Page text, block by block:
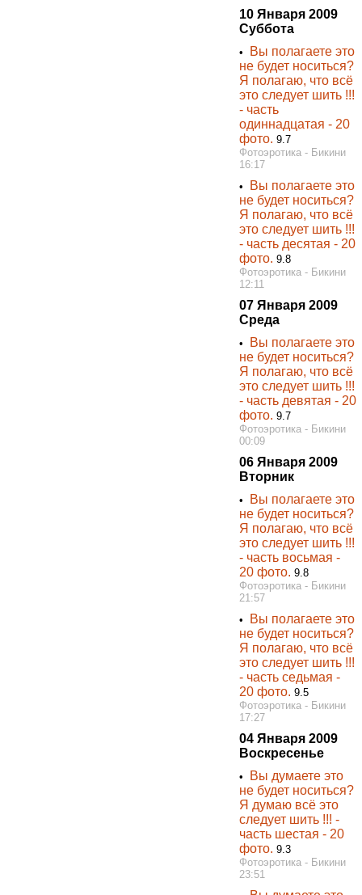
10 Января 2009
Суббота
•
Вы полагаете это
не будет носиться?
Я полагаю, что всё
это следует шить !!!
- часть
одиннадцатая - 20
фото. 9.7
Фотоэротика - Бикини
16:17
•
Вы полагаете это
не будет носиться?
Я полагаю, что всё
это следует шить !!!
- часть десятая - 20
фото. 9.8
Фотоэротика - Бикини
12:11
07 Января 2009
Среда
•
Вы полагаете это
не будет носиться?
Я полагаю, что всё
это следует шить !!!
- часть девятая - 20
фото. 9.7
Фотоэротика - Бикини
00:09
06 Января 2009
Вторник
•
Вы полагаете это
не будет носиться?
Я полагаю, что всё
это следует шить !!!
- часть восьмая -
20 фото. 9.8
Фотоэротика - Бикини
21:57
•
Вы полагаете это
не будет носиться?
Я полагаю, что всё
это следует шить !!!
- часть седьмая -
20 фото. 9.5
Фотоэротика - Бикини
17:27
04 Января 2009
Воскресенье
•
Вы думаете это
не будет носиться?
Я думаю всё это
следует шить !!! -
часть шестая - 20
фото. 9.3
Фотоэротика - Бикини
23:51